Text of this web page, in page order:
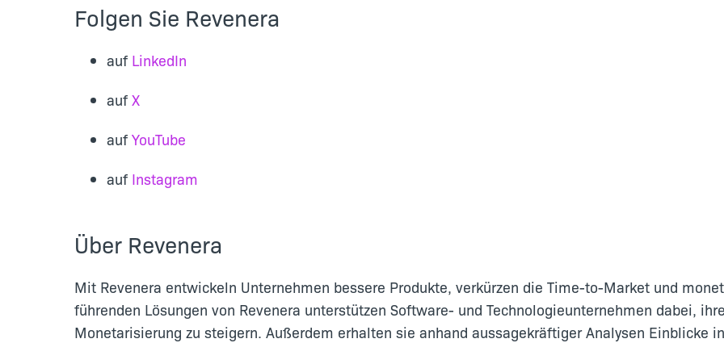
Folgen Sie Revenera
auf LinkedIn
auf X
auf YouTube
auf Instagram
Über Revenera
Mit Revenera entwickeln Unternehmen bessere Produkte, verkürzen die Time-to-Market und
führenden Lösungen von Revenera unterstützen Software- und Technologieunternehmen dabei,
Monetarisierung zu steigern. Außerdem erhalten sie anhand aussagekräftiger Analysen Einblicke